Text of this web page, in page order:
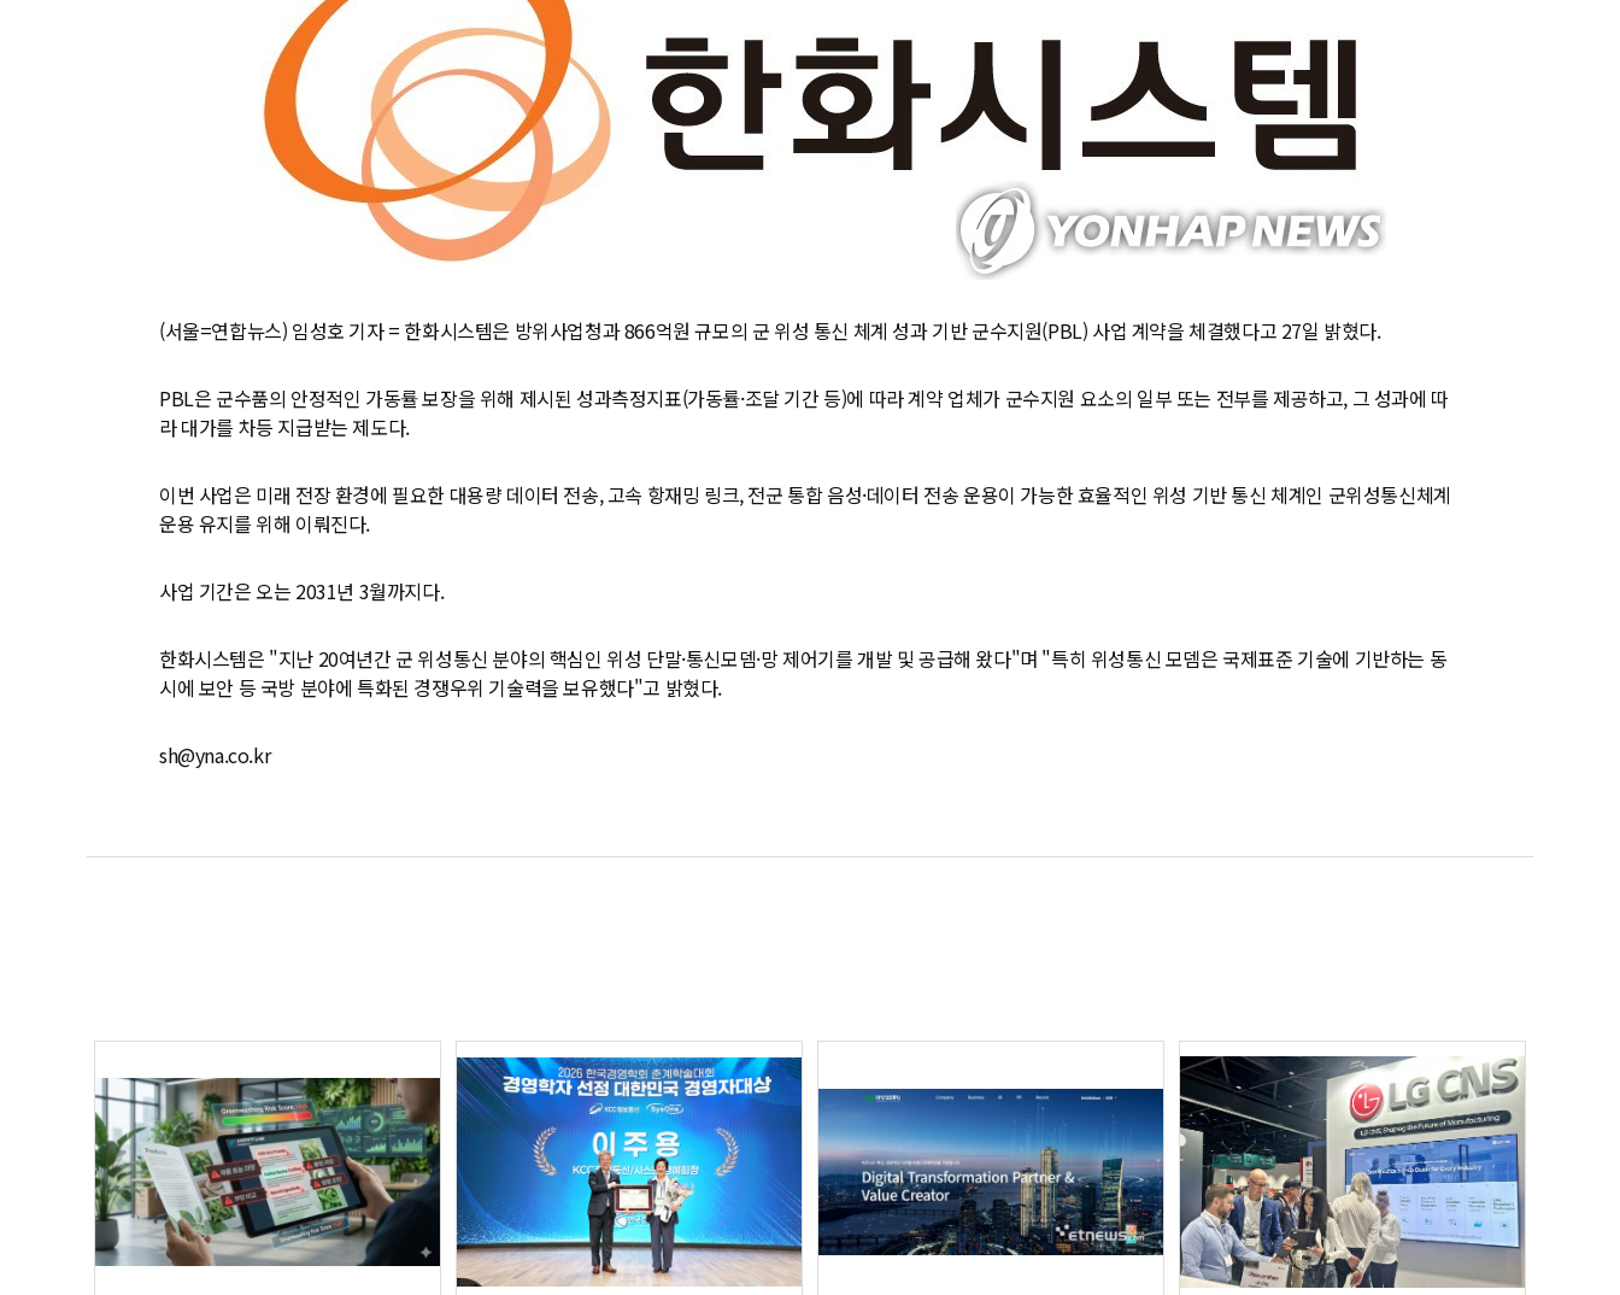
(서울=연합뉴스) 임성호 기자 = 한화시스템은 방위사업청과 866억원 규모의 군 위성 통신 체계 성과 기반 군수지원(PBL) 사업 계약을 체결했다고 27일 밝혔다.
PBL은 군수품의 안정적인 가동률 보장을 위해 제시된 성과측정지표(가동률·조달 기간 등)에 따라 계약 업체가 군수지원 요소의 일부 또는 전부를 제공하고, 그 성과에 따
라 대가를 차등 지급받는 제도다.
이번 사업은 미래 전장 환경에 필요한 대용량 데이터 전송, 고속 항재밍 링크, 전군 통합 음성·데이터 전송 운용이 가능한 효율적인 위성 기반 통신 체계인 군위성통신체계
운용 유지를 위해 이뤄진다.
사업 기간은 오는 2031년 3월까지다.
한화시스템은 "지난 20여년간 군 위성통신 분야의 핵심인 위성 단말·통신모뎀·망 제어기를 개발 및 공급해 왔다"며 "특히 위성통신 모뎀은 국제표준 기술에 기반하는 동
시에 보안 등 국방 분야에 특화된 경쟁우위 기술력을 보유했다"고 밝혔다.
sh@yna.co.kr